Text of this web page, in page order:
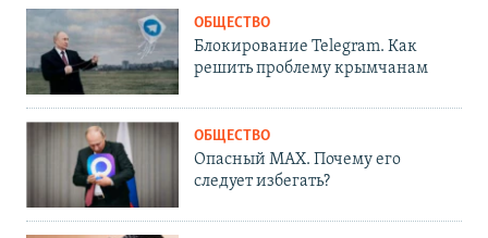
ОБЩЕСТВО
Блокирование Telegram. Как
решить проблему крымчанам
ОБЩЕСТВО
Опасный MAX. Почему его
следует избегать?